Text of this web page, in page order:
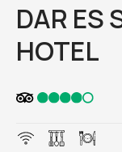
DAR ES
HOTEL